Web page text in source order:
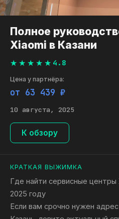
Полное
Xiaomi в Казани
4.8
Цена у партнёра:
от 63 439 ₽
10 августа, 2025
К обзору
КРАТКАЯ ВЫЖИМКА
Где найти сервисные центры
2025 году
Если вам срочно нужен